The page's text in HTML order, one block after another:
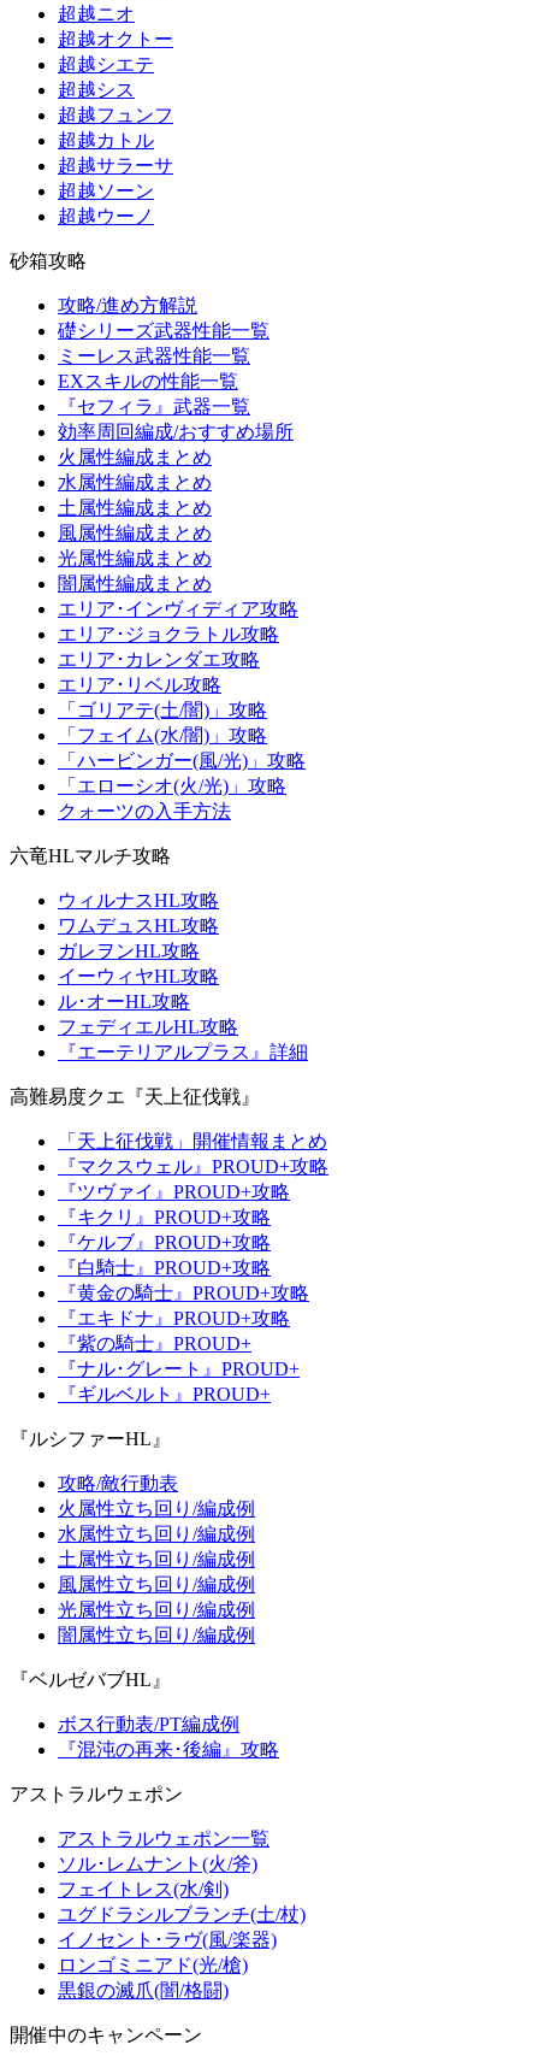
超越ニオ
超越オクトー
超越シエテ
超越シス
超越フュンフ
超越カトル
超越サラーサ
超越ソーン
超越ウーノ
砂箱攻略
攻略/進め方解説
礎シリーズ武器性能一覧
ミーレス武器性能一覧
EXスキルの性能一覧
『セフィラ』武器一覧
効率周回編成/おすすめ場所
火属性編成まとめ
水属性編成まとめ
土属性編成まとめ
風属性編成まとめ
光属性編成まとめ
闇属性編成まとめ
エリア･インヴィディア攻略
エリア･ジョクラトル攻略
エリア･カレンダエ攻略
エリア･リベル攻略
「ゴリアテ(土/闇)」攻略
「フェイム(水/闇)」攻略
「ハービンガー(風/光)」攻略
「エローシオ(火/光)」攻略
クォーツの入手方法
六竜HLマルチ攻略
ウィルナスHL攻略
ワムデュスHL攻略
ガレヲンHL攻略
イーウィヤHL攻略
ル･オーHL攻略
フェディエルHL攻略
『エーテリアルプラス』詳細
高難易度クエ『天上征伐戦』
「天上征伐戦」開催情報まとめ
『マクスウェル』PROUD+攻略
『ツヴァイ』PROUD+攻略
『キクリ』PROUD+攻略
『ケルブ』PROUD+攻略
『白騎士』PROUD+攻略
『黄金の騎士』PROUD+攻略
『エキドナ』PROUD+攻略
『紫の騎士』PROUD+
『ナル･グレート』PROUD+
『ギルベルト』PROUD+
『ルシファーHL』
攻略/敵行動表
火属性立ち回り/編成例
水属性立ち回り/編成例
土属性立ち回り/編成例
風属性立ち回り/編成例
光属性立ち回り/編成例
闇属性立ち回り/編成例
『ベルゼバブHL』
ボス行動表/PT編成例
『混沌の再来･後編』攻略
アストラルウェポン
アストラルウェポン一覧
ソル･レムナント(火/斧)
フェイトレス(水/剣)
ユグドラシルブランチ(土/杖)
イノセント･ラヴ(風/楽器)
ロンゴミニアド(光/槍)
黒銀の滅爪(闇/格闘)
開催中のキャンペーン